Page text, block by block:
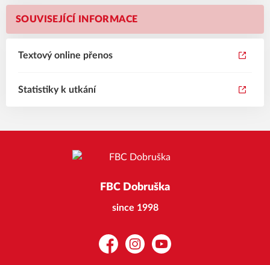
SOUVISEJÍCÍ INFORMACE
Textový online přenos
Statistiky k utkání
FBC Dobruška
since 1998
FacebookInstagramYouTube